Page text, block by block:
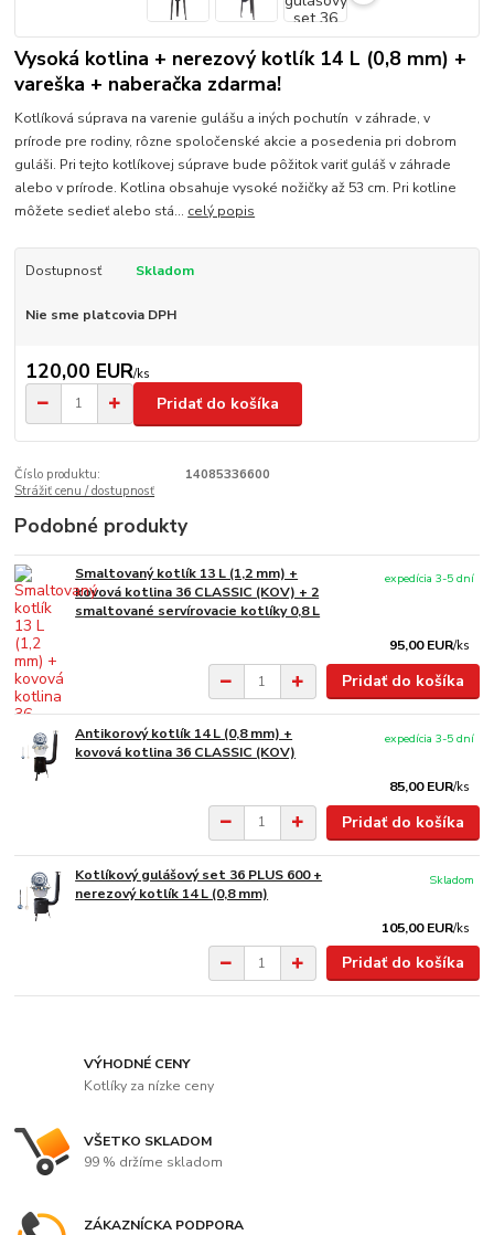
Vysoká kotlina + nerezový kotlík 14 L (0,8 mm) +
vareška + naberačka zdarma!
Kotlíková súprava na varenie gulášu a iných pochutín v záhrade, v
prírode pre rodiny, rôzne spoločenské akcie a posedenia pri dobrom
guláši. Pri tejto kotlíkovej súprave bude pôžitok variť guláš v záhrade
alebo v prírode. Kotlina obsahuje vysoké nožičky až 53 cm. Pri kotline
môžete sedieť alebo stá... celý popis
Dostupnosť Skladom
Nie sme platcovia DPH
120,00 EUR/ks
Pridať do košíka
Číslo produktu:
14085336600
Strážiť cenu / dostupnosť
Podobné produkty
Smaltovaný kotlík 13 L (1,2 mm) +
kovová kotlina 36 CLASSIC (KOV) + 2
smaltované servírovacie kotlíky 0,8 L
95,00 EUR/ks
expedícia 3-5 dní
Pridať do košíka
Antikorový kotlík 14 L (0,8 mm) +
kovová kotlina 36 CLASSIC (KOV)
85,00 EUR/ks
expedícia 3-5 dní
Pridať do košíka
Kotlíkový gulášový set 36 PLUS 600 +
nerezový kotlík 14 L (0,8 mm)
105,00 EUR/ks
Skladom
Pridať do košíka
VÝHODNÉ CENY
Kotlíky za nízke ceny
VŠETKO SKLADOM
99 % držíme skladom
ZÁKAZNÍCKA PODPORA